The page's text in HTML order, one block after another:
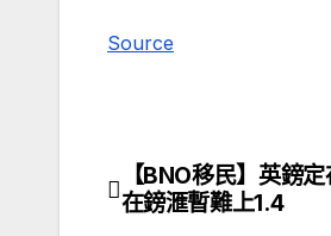
Source
文【BNO移民】英鎊
在鎊滙暫難上1.4